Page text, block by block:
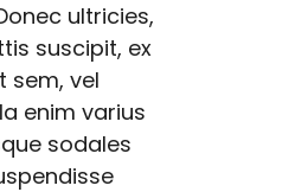
ultricies,
suscipit, ex
sem, vel
enim varius
sodales